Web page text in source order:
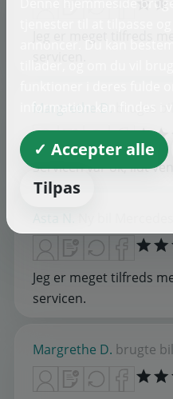
Jeg er meget tilfreds
Margrethe D.
Servicen var ok, lidt
Jeg er meget tilfreds
servicen.
Margrethe D. brugte
annoncer. Du kan
tillader, og om du vil
information kan findes i
✓ Accepter alle
Tilpas